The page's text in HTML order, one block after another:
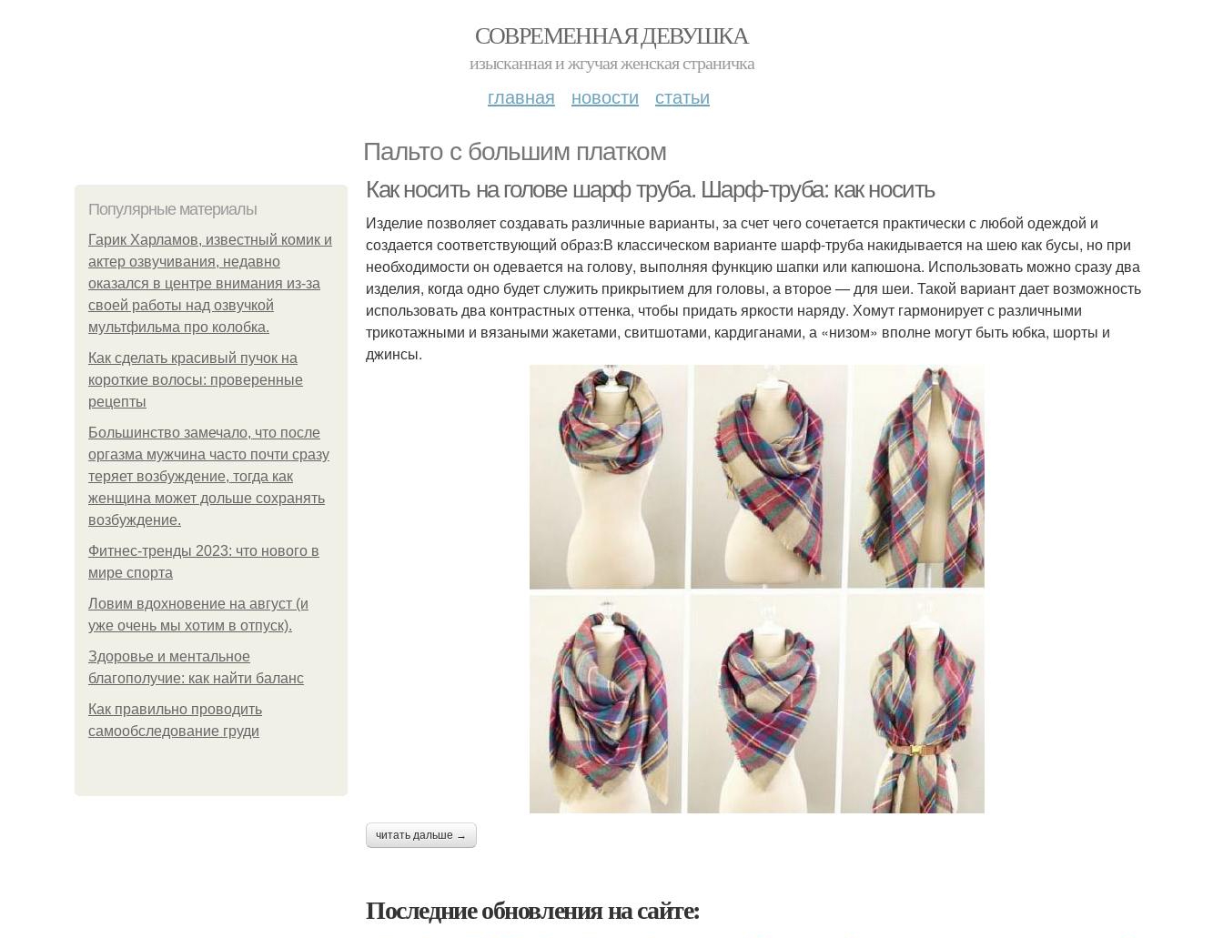
СОВРЕМЕННАЯ ДЕВУШКА
изысканная и жгучая женская страничка
главная новости статьи
Пальто с большим платком
Популярные материалы
Гарик Харламов, известный комик и
актер озвучивания, недавно
оказался в центре внимания из-за
своей работы над озвучкой
мультфильма про колобка.
Как сделать красивый пучок на
короткие волосы: проверенные
рецепты
Большинство замечало, что после
оргазма мужчина часто почти сразу
теряет возбуждение, тогда как
женщина может дольше сохранять
возбуждение.
Фитнес-тренды 2023: что нового в
мире спорта
Ловим вдохновение на август (и
уже очень мы хотим в отпуск).
Здоровье и ментальное
благополучие: как найти баланс
Как правильно проводить
самообследование груди
Как носить на голове шарф труба. Шарф-труба: как носить
Изделие позволяет создавать различные варианты, за счет чего сочетается практически с любой одеждой и
создается соответствующий образ:В классическом варианте шарф-труба накидывается на шею как бусы, но при
необходимости он одевается на голову, выполняя функцию шапки или капюшона. Использовать можно сразу два
изделия, когда одно будет служить прикрытием для головы, а второе — для шеи. Такой вариант дает возможность
использовать два контрастных оттенка, чтобы придать яркости наряду. Хомут гармонирует с различными
трикотажными и вязаными жакетами, свитшотами, кардиганами, а «низом» вполне могут быть юбка, шорты и
джинсы.
читать дальше →
Последние обновления на сайте: